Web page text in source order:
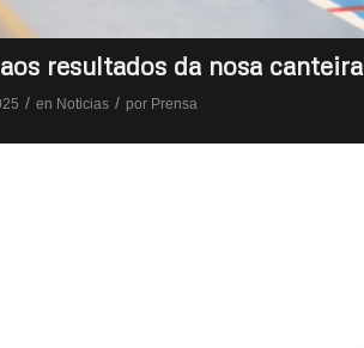
resultados da nosa
/ en Noticias / por Prensa